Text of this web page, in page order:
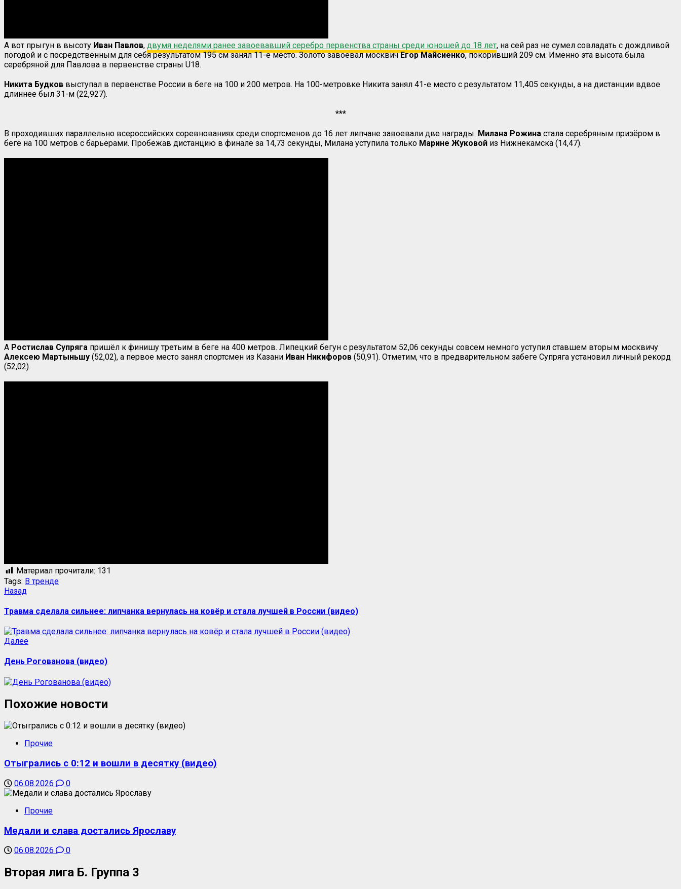
А вот прыгун в высоту Иван Павлов, двумя неделями ранее завоевавший серебро первенства страны среди юношей до 18 лет, на сей раз не сумел совладать с дождливой
погодой и с посредственным для себя результатом 195 см занял 11-е место. Золото завоевал москвичЕгор Майсиенко, покоривший 209 см. Именно эта высота была
серебряной для Павлова в первенстве страны U18.
Никита Будков выступал в первенстве России в беге на 100 и 200 метров. На 100-метровке Никита занял 41-е место с результатом 11,405 секунды, а на дистанции вдвое
длиннее был 31-м (22,927).
***
В проходивших параллельно всероссийских соревнованиях среди спортсменов до 16 лет липчане завоевали две награды. Милана Рожина стала серебряным призёром в
беге на 100 метров с барьерами. Пробежав дистанцию в финале за 14,73 секунды, Милана уступила только Марине Жуковой из Нижнекамска (14,47).
А Ростислав Супряга пришёл к финишу третьим в беге на 400 метров. Липецкий бегун с результатом 52,06 секунды совсем немного уступил ставшем вторым москвичу
Алексею Мартыньшу (52,02), а первое место занял спортсмен из Казани Иван Никифоров (50,91). Отметим, что в предварительном забеге Супряга установил личный рекорд
(52,02).
Материал прочитали: 131
Tags: В тренде
Назад
Травма сделала сильнее: липчанка вернулась на ковёр и стала лучшей в России (видео)
Далее
День Рогованова (видео)
Похожие новости
Прочие
Отыгрались с 0:12 и вошли в десятку (видео)
06.08.2026 0
Прочие
Медали и слава достались Ярославу
06.08.2026 0
Вторая лига Б. Группа 3